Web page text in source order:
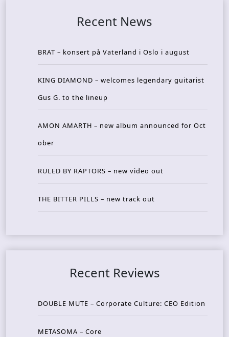
Recent News
BRAT – konsert på Vaterland i Oslo i august
KING DIAMOND – welcomes legendary guitarist
Gus G. to the lineup
AMON AMARTH – new album announced for Oct
ober
RULED BY RAPTORS – new video out
THE BITTER PILLS – new track out
Recent Reviews
DOUBLE MUTE – Corporate Culture: CEO Edition
METASOMA – Core